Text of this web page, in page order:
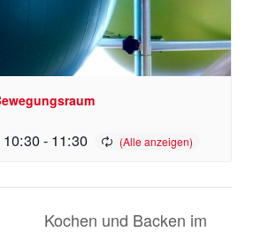
- 11:30
Kochen und Backen im